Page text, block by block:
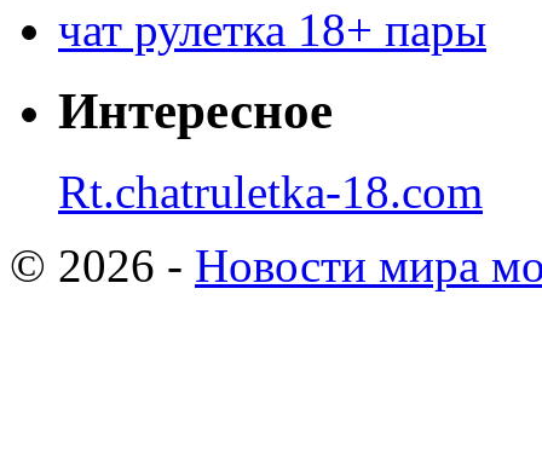
чат рулетка 18+ пары
Интересное
Rt.chatruletka-18.com
© 2026 - Новости мира